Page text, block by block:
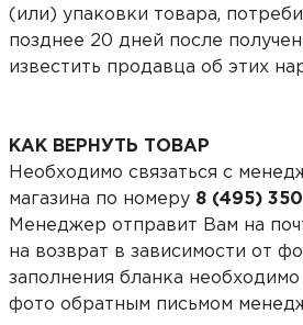
(или) упаковки товара,
позднее 20 дней после
известить продавца об этих
КАК ВЕРНУТЬ ТОВАР
Необходимо связаться с
магазина по номеру 8 (495) 350
Менеджер отправит Вам на
на возврат в зависимости от
заполнения бланка
фото обратным письмом